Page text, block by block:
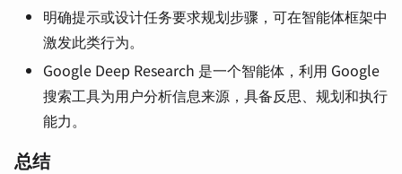
明确提示或设计任务要求规划步骤，可在智能体框架中
激发此类行为。
Google Deep Research 是一个智能体，利用 Google
搜索工具为用户分析信息来源，具备反思、规划和执行
能力。
总结